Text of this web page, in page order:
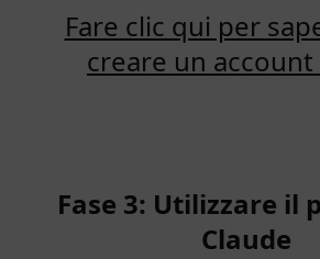
Fare clic qui per
creare un account
Fase 3: Utilizzare il
Claude